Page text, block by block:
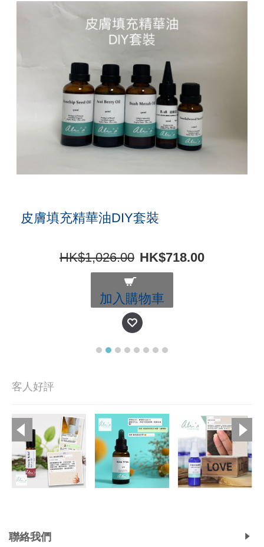
皮膚填充精華油DIY套裝
HK$1,026.00 HK$718.00
加入購物車
客人好評
聯絡我們